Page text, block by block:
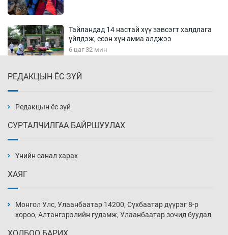
Тайландад 14 настай хүү зэвсэгт халдлага
үйлдэж, есөн хүн амиа алджээ
6 цаг 32 мин
7 цаг 32 мин
8 цаг 2 мин
РЕДАКЦЫН ЁС ЗҮЙ
Редакцын ёс зүй
СУРТАЛЧИЛГАА БАЙРШУУЛАХ
Үнийн санал харах
ХАЯГ
Монгол Улс, Улаанбаатар 14200, Сүхбаатар дүүрэг 8-р
хороо, Алтангэрэлийн гудамж, Улаанбаатар зочид буудал